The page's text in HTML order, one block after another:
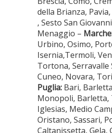
della Brianza,
, Sesto San
Menaggio –
Urbino, Osimo,
Isernia,Termoli,
Tortona, Serravalle
Cuneo, Novara,
Puglia:Bari,
Monopoli, Barletta,
Iglesias, Medio
Oristano, Sassari,
Caltanissetta, Gela,